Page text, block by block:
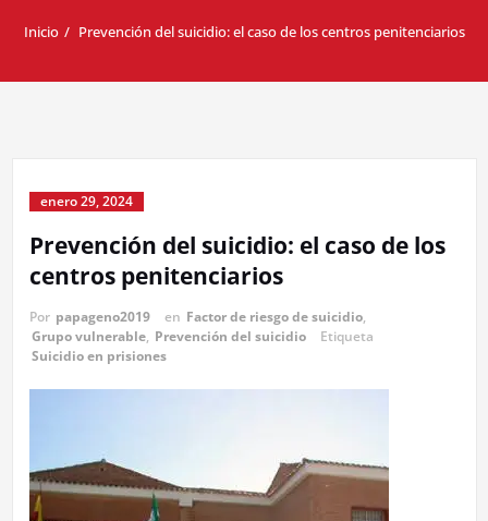
Inicio Prevención del suicidio: el caso de los centros penitenciarios
enero 29, 2024
Prevención del suicidio: el caso de los
centros penitenciarios
Por papageno2019 en Factor de riesgo de suicidio,
Grupo vulnerable, Prevención del suicidio
Etiqueta
Suicidio en prisiones